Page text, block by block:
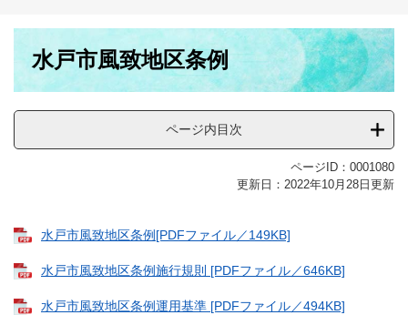
水戸市風致地区条例
ページ内目次
ページID：0001080
更新日：2022年10月28日更新
水戸市風致地区条例[PDFファイル／149KB]
水戸市風致地区条例施行規則 [PDFファイル／646KB]
水戸市風致地区条例運用基準 [PDFファイル／494KB]